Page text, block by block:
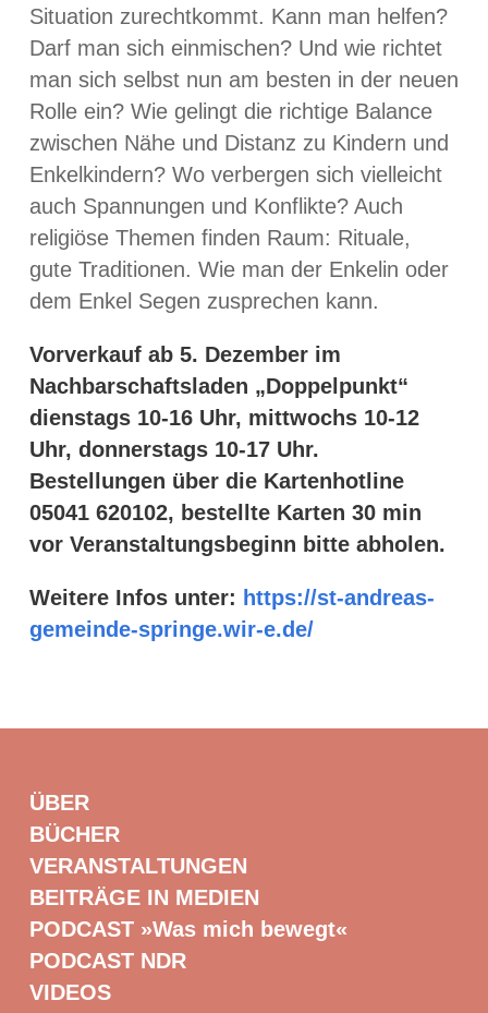
Situation zurechtkommt. Kann man helfen?
Darf man sich einmischen? Und wie richtet
man sich selbst nun am besten in der neuen
Rolle ein? Wie gelingt die richtige Balance
zwischen Nähe und Distanz zu Kindern und
Enkelkindern? Wo verbergen sich vielleicht
auch Spannungen und Konflikte? Auch
religiöse Themen finden Raum: Rituale,
gute Traditionen. Wie man der Enkelin oder
dem Enkel Segen zusprechen kann.
Vorverkauf ab 5. Dezember im
Nachbarschaftsladen „Doppelpunkt“
dienstags 10-16 Uhr, mittwochs 10-12
Uhr, donnerstags 10-17 Uhr.
Bestellungen über die Kartenhotline
05041 620102, bestellte Karten 30 min
vor Veranstaltungsbeginn bitte abholen.
Weitere Infos unter: https://st-andreas-
gemeinde-springe.wir-e.de/
ÜBER
BÜCHER
VERANSTALTUNGEN
BEITRÄGE IN MEDIEN
PODCAST »Was mich bewegt«
PODCAST NDR
VIDEOS